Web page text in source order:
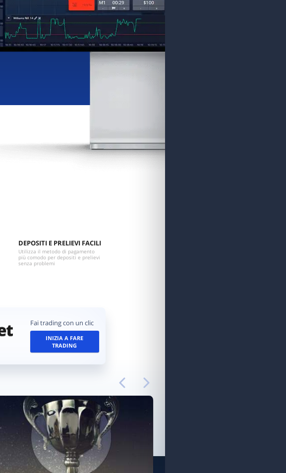
DEPOSITI E PRELIEVI FACILI
Utilizza il metodo di pagamento
più comodo per depositi e prelievi
senza problemi
Fai trading con un clic
INIZIA A FARE
TRADING
APP PER
QUALSIASI
DISPOSITIVO